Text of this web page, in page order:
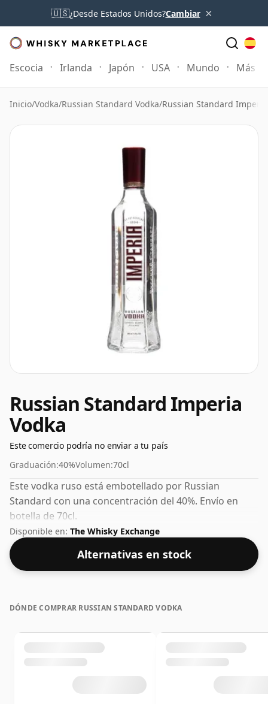
🇺🇸¿Desde Estados Unidos?Cambiar ×
Escocia Irlanda Japón USA Mundo Más
Inicio/Vodka/Russian Standard Vodka/Russian Standard
Russian Standard Imperia
Vodka
Este comercio podría no enviar a tu país
Graduación:40%Volumen:70cl
Este vodka ruso está embotellado por Russian
Standard con una concentración del 40%. Envío en
botella de 70cl.
Disponible en: The Whisky Exchange
Alternativas en stock
DÓNDE COMPRAR RUSSIAN STANDARD VODKA